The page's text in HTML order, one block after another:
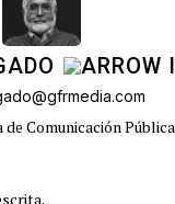
de Comunicación